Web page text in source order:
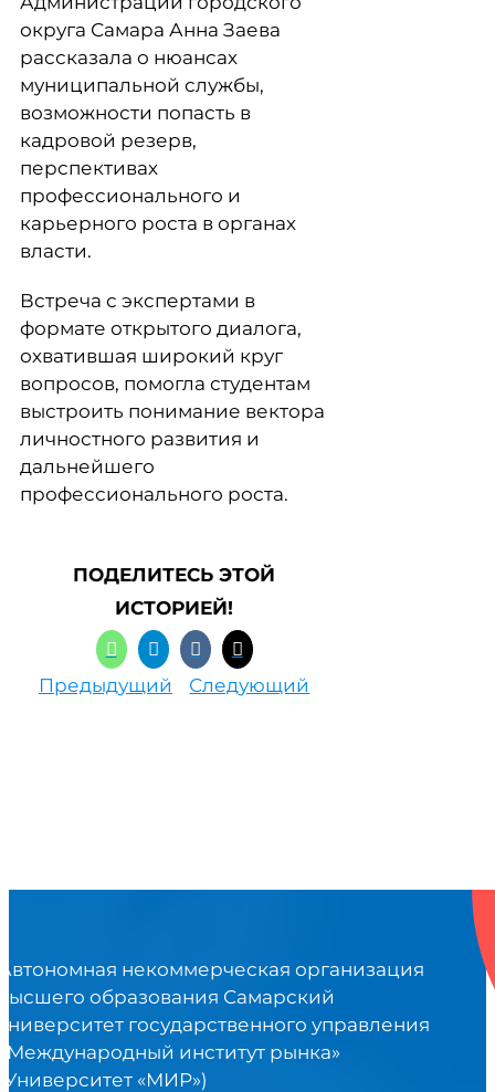
округа Самара Анна Заева
рассказала о нюансах
муниципальной службы,
возможности попасть в
кадровой резерв,
перспективах
профессионального и
карьерного роста в органах
власти.
Встреча с экспертами в
формате открытого диалога,
охватившая широкий круг
вопросов, помогла студентам
выстроить понимание вектора
личностного развития и
дальнейшего
профессионального роста.
ПОДЕЛИТЕСЬ ЭТОЙ
ИСТОРИЕЙ!
Предыдущий Следующий
некоммерческая организация
образования Самарский
государственного управления
институт рынка»
«МИР»)